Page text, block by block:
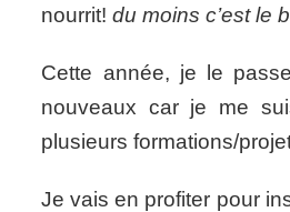
nourrit!du moins c’est le
Cette année, je le
nouveaux car je me
plusieurs formations/
Je vais en profiter pour